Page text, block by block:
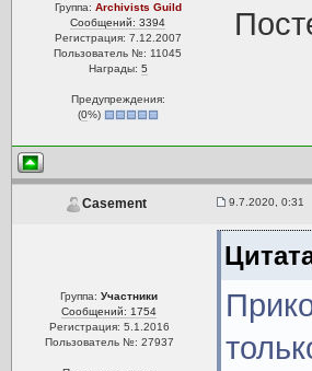
Группа: Archivists Guild
Сообщений: 3394
Регистрация: 7.12.2007
Пользователь №: 11045
Награды: 5
Предупреждения:
(0%)
Casement 9.7.2020, 0:31
Группа:Участники
Сообщений: 1754
Регистрация: 5.1.2016
Пользователь №: 27937